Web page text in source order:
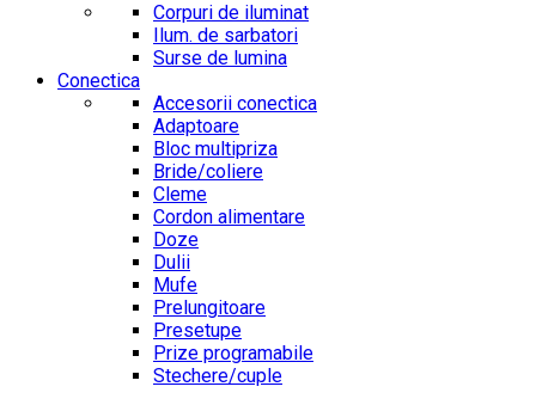
Corpuri de iluminat
Ilum. de sarbatori
Surse de lumina
Conectica
Accesorii conectica
Adaptoare
Bloc multipriza
Bride/coliere
Cleme
Cordon alimentare
Doze
Dulii
Mufe
Prelungitoare
Presetupe
Prize programabile
Stechere/cuple